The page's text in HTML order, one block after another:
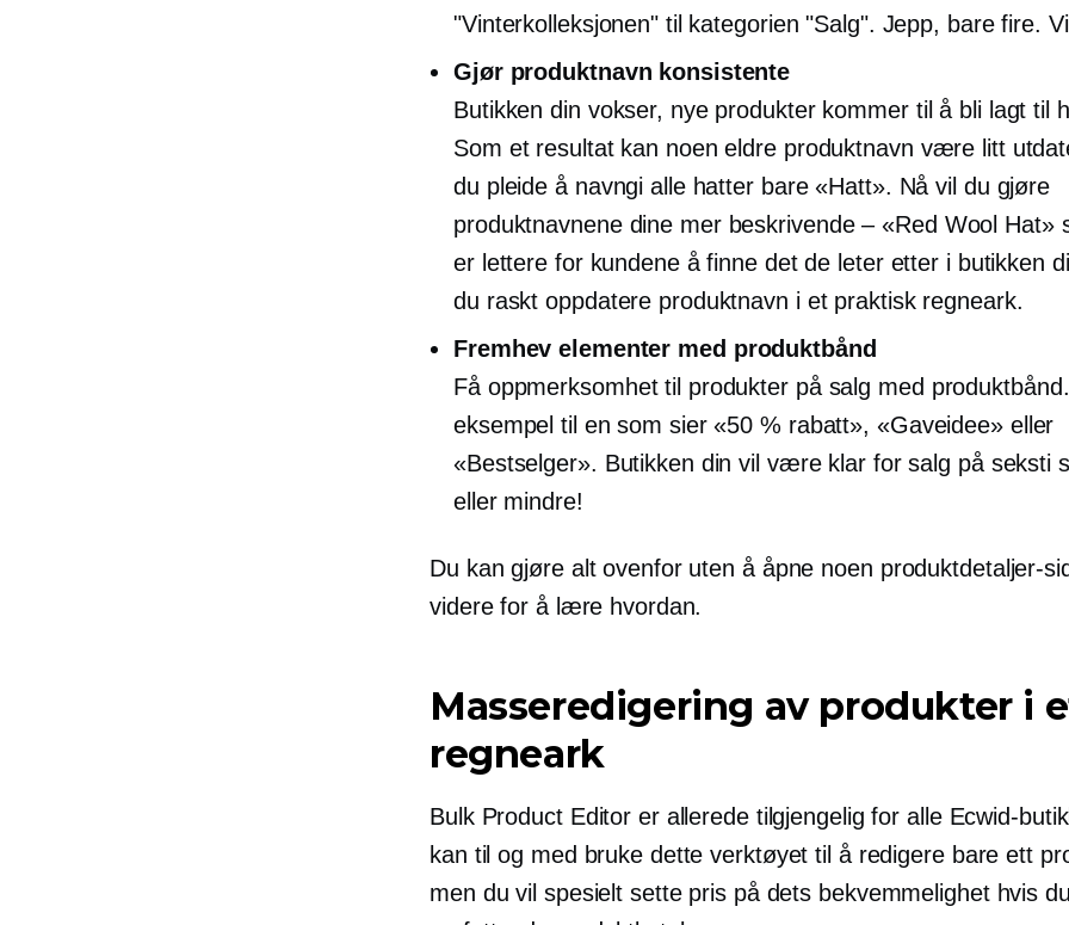
"Vinterkolleksjonen" til kategorien "Salg". Jepp, bare fire.
Gjør produktnavn konsistente
Butikken din vokser, nye produkter kommer til å bli lagt til
Som et resultat kan noen eldre produktnavn være litt
du pleide å navngi alle hatter bare «Hatt». Nå vil du gjøre
produktnavnene dine mer beskrivende – «Red Wool Hat»
er lettere for kundene å finne det de leter etter i butikken
du raskt oppdatere produktnavn i et praktisk regneark.
Fremhev elementer med produktbånd
Få oppmerksomhet til produkter på salg med
eksempel til en som sier «50 % rabatt», «Gaveidee» eller
«Bestselger». Butikken din vil være klar for salg på seksti
eller mindre!
Du kan gjøre alt ovenfor uten å åpne noen produktdetaljer-
videre for å lære hvordan.
Masseredigering av produkter i
regneark
Bulk Product Editor er allerede tilgjengelig for alle Ecwid-
kan til og med bruke dette verktøyet til å redigere bare ett
men du vil spesielt sette pris på dets bekvemmelighet hvis